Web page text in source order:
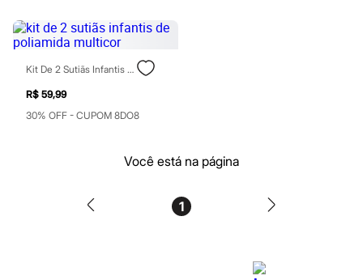
Banderas
Beleza C&A
Boca Rosa
Bruna Tavares
Carolina Herrera
Ciclo
Jean Paul Gaultier
Kit De 2 Sutiãs Infantis De Poliamida Multicor
R$ 59,99
30% OFF - CUPOM 8DO8
Você está na página
1